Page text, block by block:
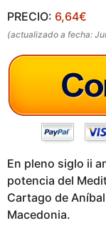
a
o
PRECIO: 6,64€
(actualizado a fecha:
En pleno siglo ii
potencia del
Cartago de
Macedonia.